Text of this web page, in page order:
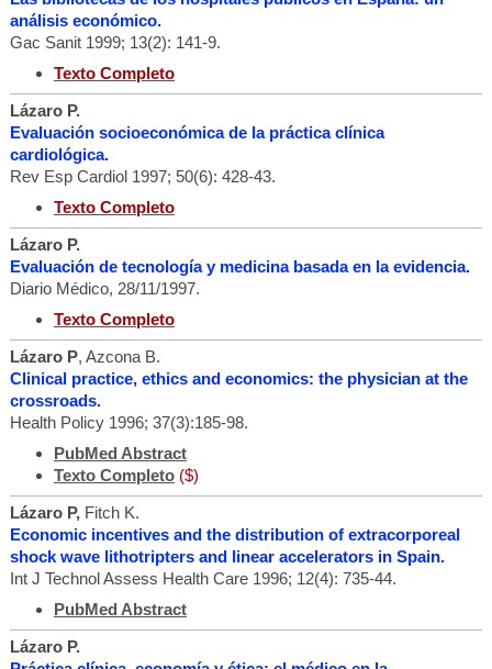
análisis económico.
Gac Sanit 1999; 13(2): 141-9.
Texto Completo
Lázaro P.
Evaluación socioeconómica de la práctica clínica
cardiológica.
Rev Esp Cardiol 1997; 50(6): 428-43.
Texto Completo
Lázaro P.
Evaluación de tecnología y medicina basada en la evidencia.
Diario Médico, 28/11/1997.
Texto Completo
Lázaro P, Azcona B.
Clinical practice, ethics and economics: the physician at the
crossroads.
Health Policy 1996; 37(3):185-98.
PubMed Abstract
Texto Completo ($)
Lázaro P,Fitch K.
Economic incentives and the distribution of extracorporeal
shock wave lithotripters and linear accelerators in Spain.
Int J Technol Assess Health Care 1996; 12(4): 735-44.
PubMed Abstract
Lázaro P.